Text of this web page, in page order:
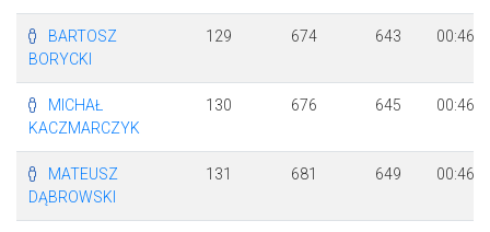
BARTOSZ
BORYCKI
129 674 643
MICHAŁ
KACZMARCZYK
130 676 645
MATEUSZ
DĄBROWSKI
131 681 649